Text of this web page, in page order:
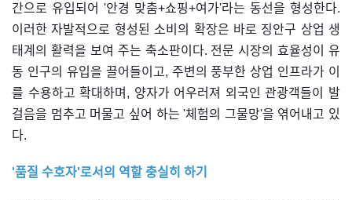
간으로 유입되어 '안경 맞춤+쇼핑+여가'라는 동선을 형성한다.
이러한 자발적으로 형성된 소비의 확장은 바로 징안구 상업 생
태계의 활력을 보여 주는 축소판이다. 전문 시장의 효율성이 유
동 인구의 유입을 끌어들이고, 주변의 풍부한 상업 인프라가 이
를 수용하고 확대하며, 양자가 어우러져 외국인 관광객들이 발
걸음을 멈추고 머물고 싶어 하는 '체험의 그물망'을 엮어내고 있
다.
'품질 수호자'로서의 역할 충실히 하기